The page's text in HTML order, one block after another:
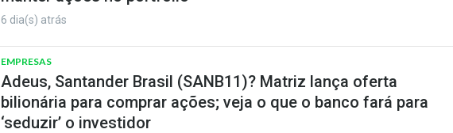
6 dia(s) atrás
EMPRESAS
Adeus, Santander Brasil (SANB11)? Matriz lança oferta
bilionária para comprar ações; veja o que o banco fará para
‘seduzir’ o investidor